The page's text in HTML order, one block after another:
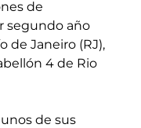
de
segundo año
de Janeiro (RJ),
4 de Rio
de sus